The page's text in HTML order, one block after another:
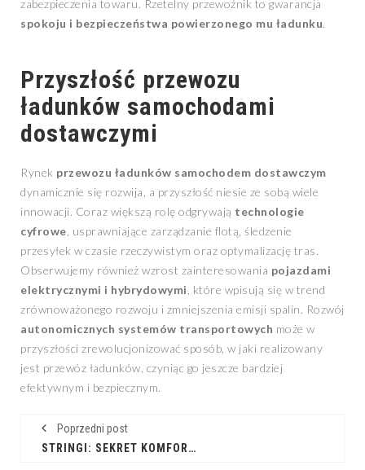
zabezpieczenia towaru. Rzetelny przewoźnik to gwarancja
spokoju i bezpieczeństwa powierzonego mu ładunku.
Przyszłość przewozu
ładunków samochodami
dostawczymi
Rynek przewozu ładunków samochodem dostawczym
dynamicznie się rozwija, a przyszłość niesie ze sobą wiele
innowacji. Coraz większą rolę odgrywają technologie
cyfrowe , usprawniające zarządzanie flotą, śledzenie
przesyłek w czasie rzeczywistym oraz optymalizację tras.
Obserwujemy również wzrost zainteresowania pojazdami
elektrycznymi i hybrydowymi , które wpisują się w trend
zrównoważonego rozwoju i zmniejszenia emisji spalin. Rozwój
autonomicznych systemów transportowych może w
przyszłości zrewolucjonizować sposób, w jaki realizowany
jest przewóz ładunków, czyniąc go jeszcze bardziej
efektywnym i bezpiecznym.
Poprzedni post
STRINGI: SEKRET KOMFORTU I PEWNOŚCI SIEBIE